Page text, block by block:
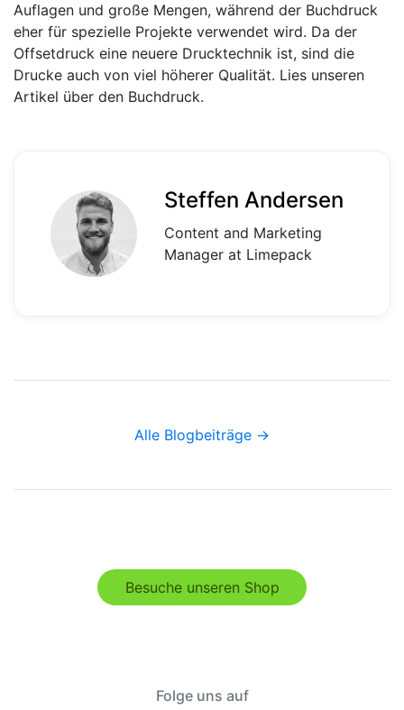
Auflagen und große Mengen, während der Buchdruck
eher für spezielle Projekte verwendet wird. Da der
Offsetdruck eine neuere Drucktechnik ist, sind die
Drucke auch von viel höherer Qualität. Lies unseren
Artikel über den Buchdruck.
Steffen Andersen
Content and Marketing
Manager at Limepack
Alle Blogbeiträge →
Besuche unseren Shop
Folge uns auf